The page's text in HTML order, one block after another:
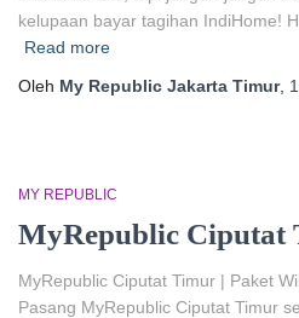
kelupaan bayar tagihan IndiHome!
Read more
Oleh My Republic Jakarta Timur,
MY REPUBLIC
MyRepublic Ciputat
MyRepublic Ciputat Timur | Paket
Pasang MyRepublic Ciputat Timur